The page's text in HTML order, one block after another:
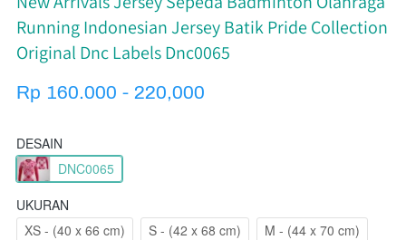
Running Indonesian Jersey Batik Pride Collection
Original Dnc Labels Dnc0065
Rp 160.000 - 220,000
DESAIN
DNC0065
UKURAN
XS - (40 x 66 cm)
S - (42 x 68 cm)
M - (44 x 70 cm)